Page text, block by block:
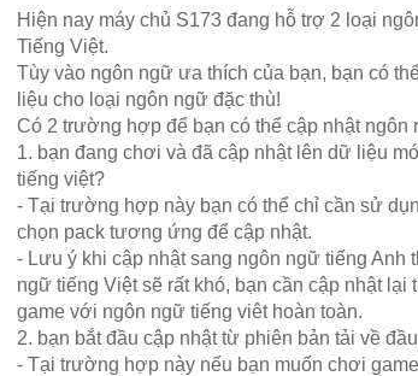
Hiện nay máy chủ S173 đang hỗ trợ 2 loại
Tiếng Việt.
Tùy vào ngôn ngữ ưa thích của bạn, bạn có
liệu cho loại ngôn ngữ đặc thù!
Có 2 trường hợp để bạn có thể cập nhật ngôn
1. bạn đang chơi và đã cập nhật lên dữ liệu
tiếng việt?
- Tại trường hợp này bạn có thể chỉ cần sử
chọn pack tương ứng để cập nhật.
- Lưu ý khi cập nhật sang ngôn ngữ tiếng Anh
ngữ tiếng Việt sẽ rất khó, bạn cần cập nhật lại
game với ngôn ngữ tiếng viêt hoàn toàn.
2. bạn bắt đầu cập nhật từ phiên bản tải về
- Tại trường hợp này nếu bạn muốn chơi